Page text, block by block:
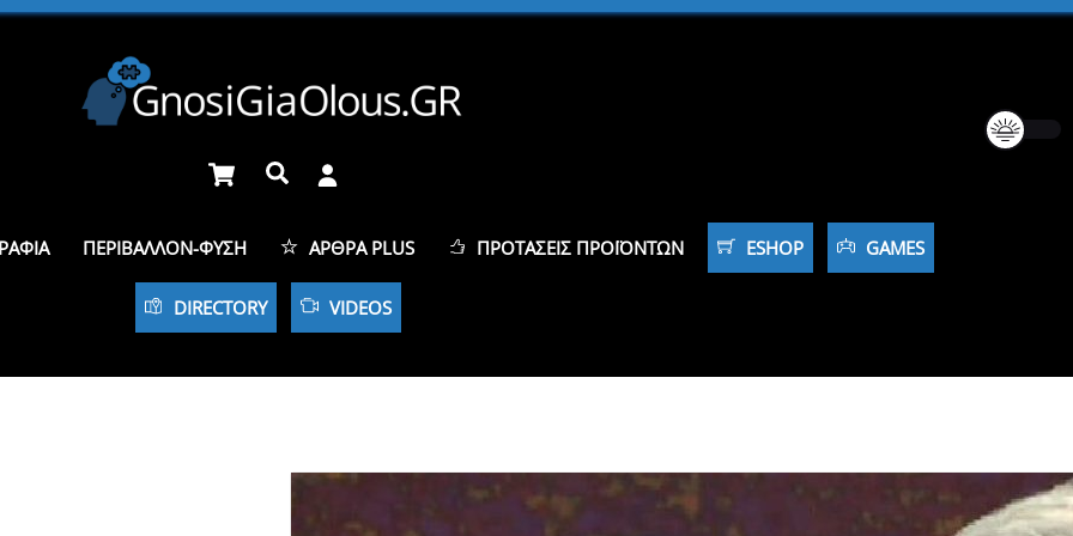
Cart Αναζήτηση
ΠΕΡΙΒΆΛΛΟΝ-ΦΎΣΗ ΆΡΘΡΑ PLUS ΠΡΟΤΆΣΕΙΣ ΠΡΟΪΌΝΤΩΝ ESHOP GAMES
DIRECTORY VIDEOS